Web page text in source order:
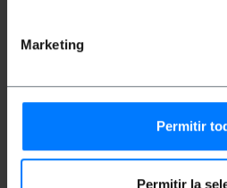
Marketing
Permitir
Permitir la
Medidas del producto
alto): 6.8 x 4.5 x 4.5 cm
Número de paquetes: 1
Medidas del paquete: